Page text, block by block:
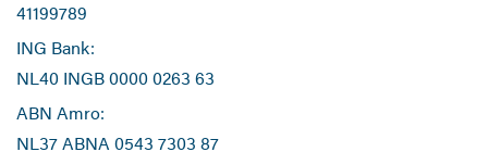
41199789
ING Bank:
NL40 INGB 0000 0263 63
ABN Amro:
NL37 ABNA 0543 7303 87